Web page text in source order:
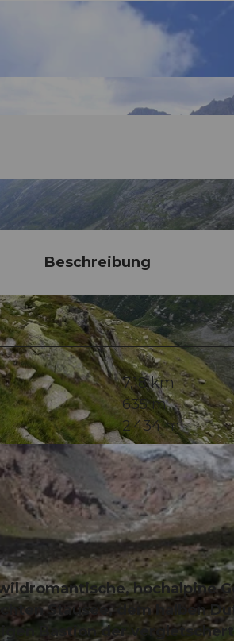
Beschreibung
7,18 km
635 m
2.434 m
hochalpine
Stausee, dem halben
Bastion der